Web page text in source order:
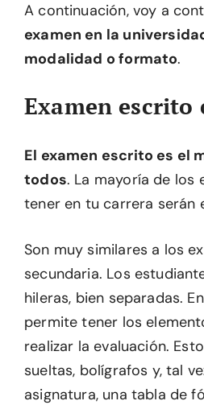
A continuación, voy a
examen en la
modalidad o formato.
Examen escrito
El examen escrito es el
todos. La mayoría de los
tener en tu carrera serán
Son muy similares a los
secundaria. Los
hileras, bien separadas.
permite tener los
realizar la evaluación.
sueltas, bolígrafos y, tal
asignatura, una tabla de